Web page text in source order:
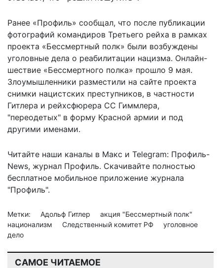
Ранее «Профиль» сообщал, что после публикации
фотографий командиров Третьего рейха в рамках
проекта «Бессмертный полк» были возбуждены
уголовные дела о реабилитации нацизма. Онлайн-
шествие «Бессмертного полка» прошло 9 мая.
Злоумышленники разместили на сайте проекта
снимки нацистских преступников, в частности
Гитлера и рейхсфюрера СС Гиммлера,
"переодетых" в форму Красной армии и под
другими именами.
Читайте наши каналы в Макс и Telegram: Профиль-
News, журнал Профиль. Скачивайте полностью
бесплатное мобильное приложение журнала
"Профиль".
Метки: Адольф Гитлер
акция "Бессмертный полк"
национализм
Следственный комитет РФ
уголовное
дело
САМОЕ ЧИТАЕМОЕ